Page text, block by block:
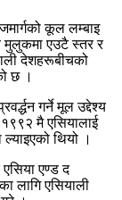
कूल लम्बाइ
मुलुकमा एउटै स्तर र
देशहरूबीचको
छ ।
गर्ने मूल उद्देश्य
मै एसियालाई
थियो ।
एण्ड द
लागि एसियाली